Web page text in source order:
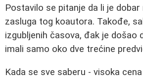
Postavilo se pitanje da li je
zasluga tog koautora. Takođe,
izgubljenih časova, đak je došao
imali samo oko dve trećine
Kada se sve saberu - visoka